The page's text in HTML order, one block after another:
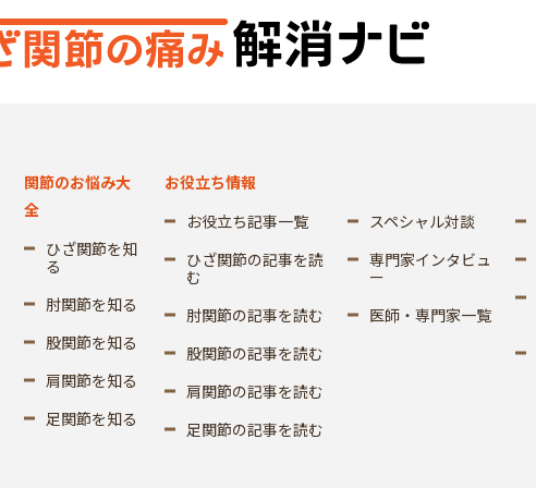
関節のお悩み大
全
ひざ関節を知
る
肘関節を知る
股関節を知る
肩関節を知る
足関節を知る
お役立ち情報
お役立ち記事一覧
ひざ関節の記事を読
む
肘関節の記事を読む
股関節の記事を読む
肩関節の記事を読む
足関節の記事を読む
スペシャル対談
専門家インタビュ
ー
医師・専門家一覧